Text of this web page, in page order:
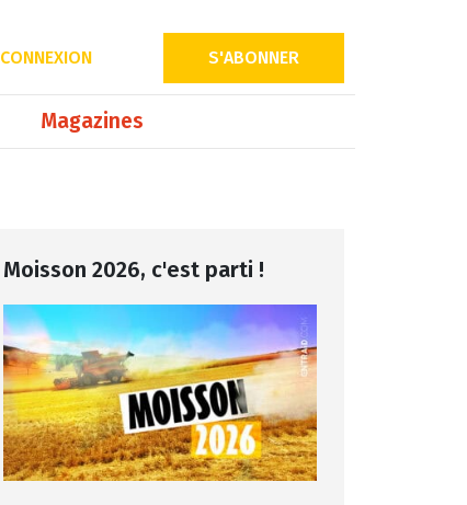
CONNEXION S'ABONNER
Magazines
Moisson 2026, c'est parti !